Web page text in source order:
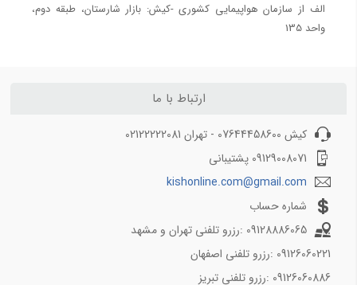
بار همراه مسافر
کیش آنلاین
میزان بار مجاز پروازهای خارجی
اجاره ون در کیش 1403
اجاره قایق در کیش نوروز 1403
بهترین سایت های اجاره ماشین در کیش 1403
معرفی سایت کیش سلام
الف از سازمان هواپیمایی کشوری ‎-کیش: بازار شارستان، طبقه دوم،
واحد 135
ارتباط با ما
کیش 07644458600 - تهران 02122222081
09129008071 پشتیبانی
kishonline.com@gmail.com
شماره حساب
09128886065 :رزرو تلفنی تهران و مشهد
09126060221 :رزرو تلفنی اصفهان
09126060886 :رزرو تلفنی تبریز